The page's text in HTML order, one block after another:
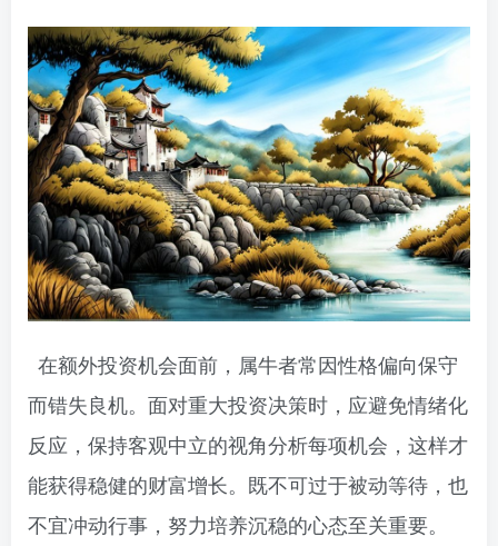
在额外投资机会面前，属牛者常因性格偏向保守
而错失良机。面对重大投资决策时，应避免情绪化
反应，保持客观中立的视角分析每项机会，这样才
能获得稳健的财富增长。既不可过于被动等待，也
不宜冲动行事，努力培养沉稳的心态至关重要。